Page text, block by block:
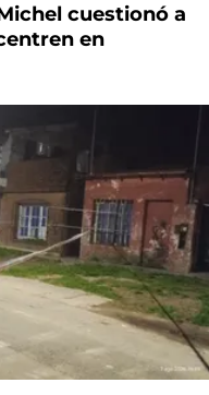
cuestionó a
en